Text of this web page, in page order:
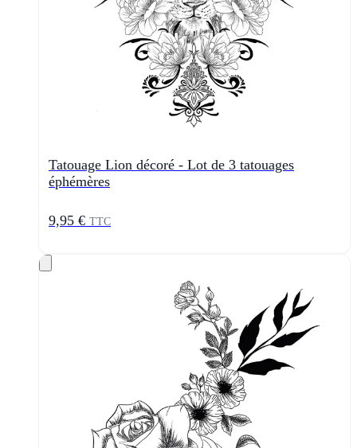
Tatouage Lion décoré - Lot de 3 tatouages
éphémères
9,95 € TTC